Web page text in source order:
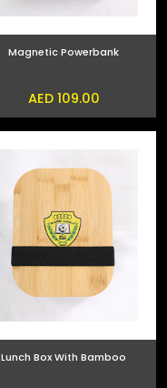
Magnetic Powerbank
AED 109.00
Lunch Box With Bamboo